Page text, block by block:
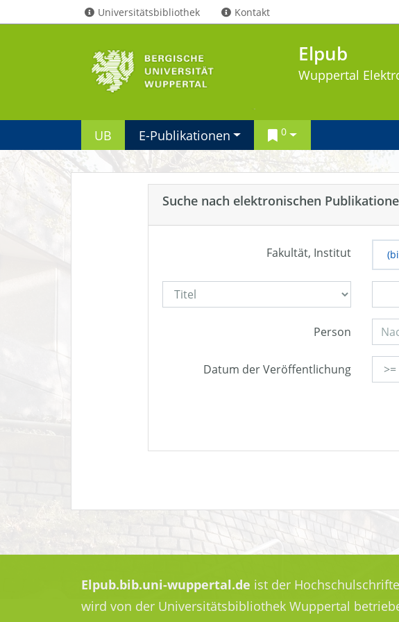
Universitätsbibliothek Kontakt
Elpub
Wuppertal
UB E-Publikationen 0
Suche nach elektronischen
Fakultät, Institut
Person
Datum der Veröffentlichung
Elpub.bib.uni-wuppertal.de ist der
wird von der Universitätsbibliothek Wuppertal